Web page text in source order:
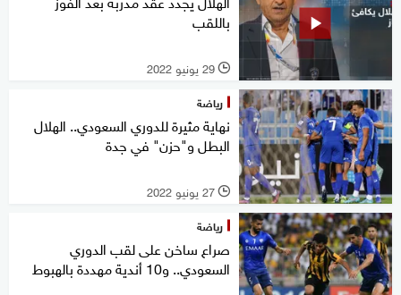
باللقب
l 29 يونيو 2022
رياضة
نهاية مثيرة للدوري السعودي.. الهلال
البطل و"حزن" في جدة
l 27 يونيو 2022
رياضة
صراع ساخن على لقب الدوري
السعودي.. و10 أندية مهددة بالهبوط